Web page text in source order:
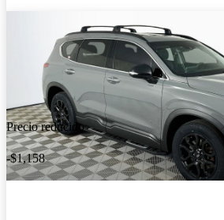
Precio reducido
-$1,158